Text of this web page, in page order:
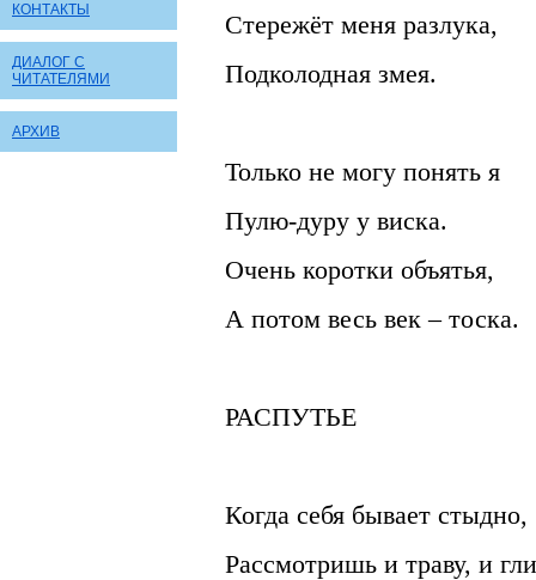
КОНТАКТЫ
ДИАЛОГ С
ЧИТАТЕЛЯМИ
АРХИВ
Стережёт меня разлука,
Подколодная змея.
Только не могу понять я
Пулю-дуру у виска.
Очень коротки объятья,
А потом весь век – тоска.
РАСПУТЬЕ
Когда себя бывает стыдно,
Рассмотришь и траву, и